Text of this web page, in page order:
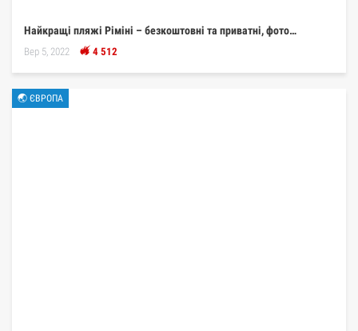
Найкращі пляжі Ріміні – безкоштовні та приватні, фото…
Вер 5, 2022 4 512
🌏 ЄВРОПА